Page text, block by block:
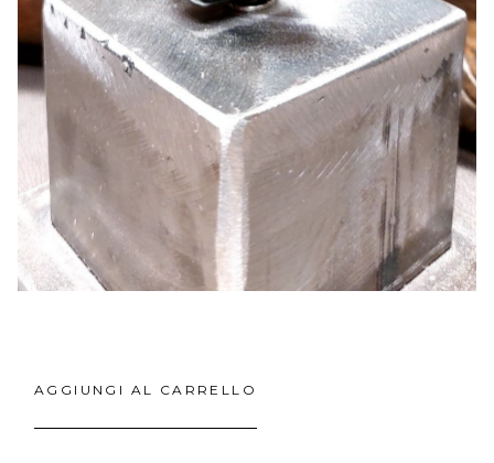
AGGIUNGI AL CARRELLO